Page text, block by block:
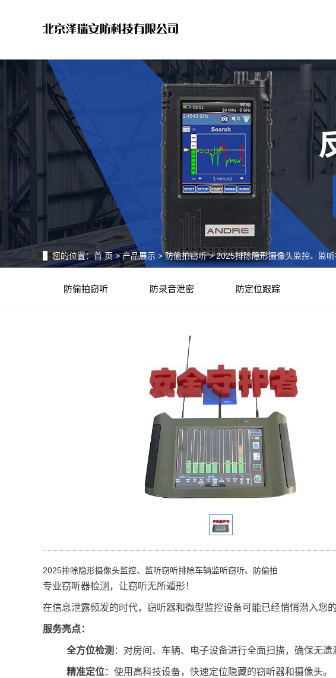
您的位置：首 页>产品展示 >防偷拍窃听> 2025排除隐形摄像头监控、监
防偷拍窃听 防录音泄密 防定位跟踪
2025排除隐形摄像头监控、监听窃听排除车辆监听窃听、防偷拍
专业窃听器检测，让窃听无所遁形！
在信息泄露频发的时代，窃听器和微型监控设备可能已经悄悄潜入您
服务亮点：
全方位检测 ：对房间、车辆、电子设备进行全面扫描，确保无遗
精准定位：使用高科技设备，快速定位隐藏的窃听器和摄像头。